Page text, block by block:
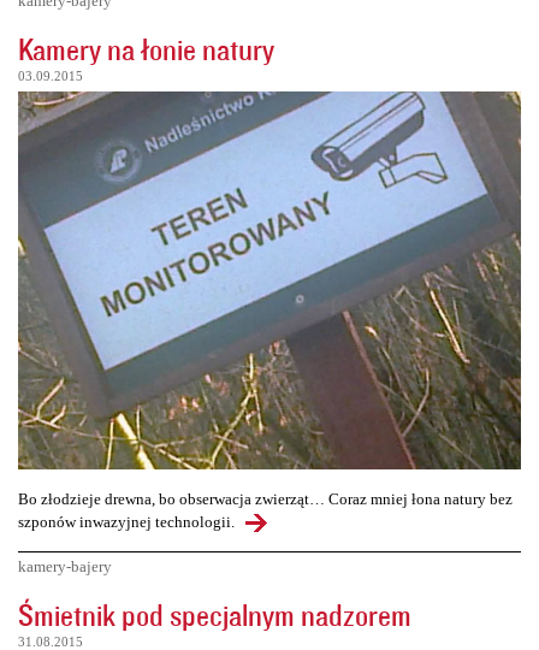
Kamery na łonie natury
03.09.2015
Bo złodzieje drewna, bo obserwacja zwierząt… Coraz mniej łona natury bez
szponów inwazyjnej technologii.
kamery-bajery
Śmietnik pod specjalnym nadzorem
31.08.2015